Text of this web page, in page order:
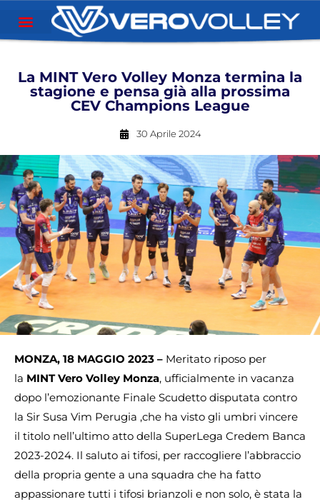
La MINT Vero Volley Monza termina la
stagione e pensa già alla prossima
CEV Champions League
30 Aprile 2024
MONZA, 18 MAGGIO 2023 – Meritato riposo per
la MINT Vero Volley Monza, ufficialmente in vacanza
dopo l’emozionante Finale Scudetto disputata contro
la Sir Susa Vim Perugia ,che ha visto gli umbri vincere
il titolo nell’ultimo atto della SuperLega Credem Banca
2023-2024. Il saluto ai tifosi, per raccogliere l’abbraccio
della propria gente a una squadra che ha fatto
appassionare tutti i tifosi brianzoli e non solo, è stata la